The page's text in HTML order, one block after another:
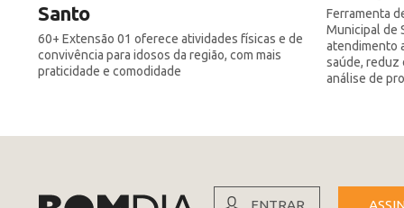
Santo
60+ Extensão 01 oferece atividades físicas e de
convivência para idosos da região, com mais
praticidade e comodidade
Ferramenta
Municipal de
atendimento
saúde, reduz
análise de
ENTRAR